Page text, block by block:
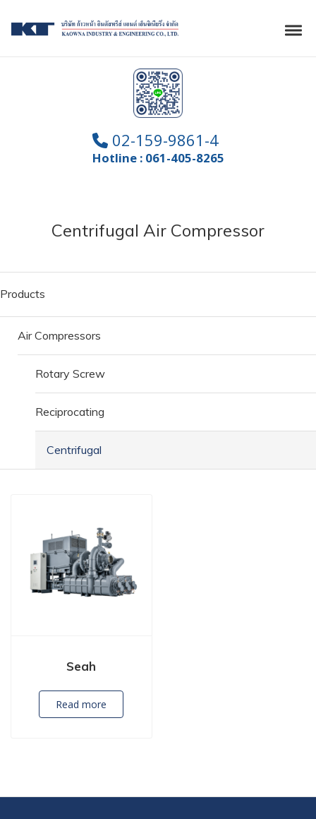
Kaowna
02-159-9861-4
Hotline : 061-405-8265
Centrifugal Air Compressor
Products
Air Compressors
Rotary Screw
Reciprocating
Centrifugal
Seah
Read more